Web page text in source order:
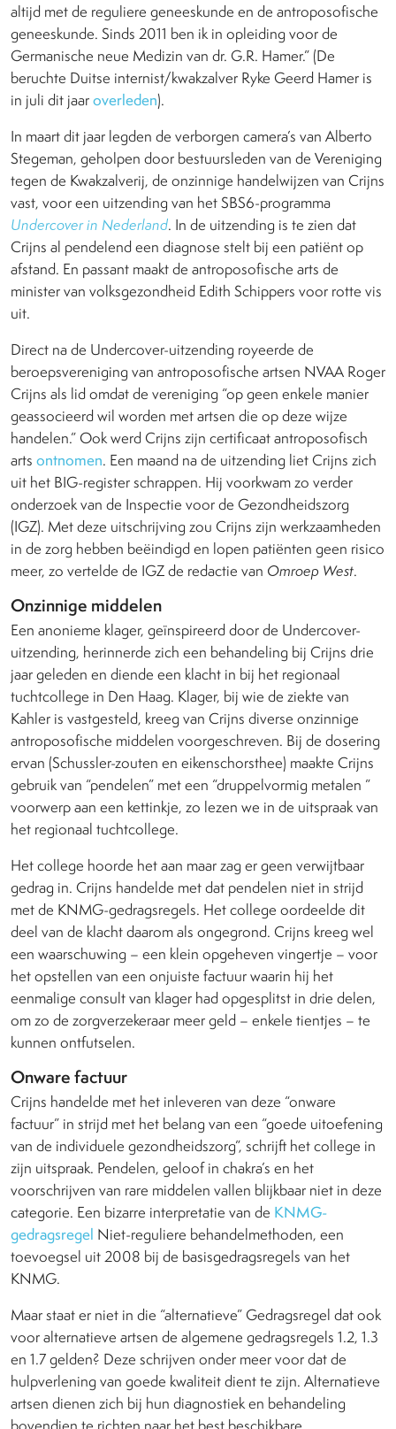
altijd met de reguliere geneeskunde en de antroposofische
geneeskunde. Sinds 2011 ben ik in opleiding voor de
Germanische neue Medizin van dr. G.R. Hamer.” (De
beruchte Duitse internist/kwakzalver Ryke Geerd Hamer is
in juli dit jaaroverleden).
In maart dit jaar legden de verborgen camera’s van Alberto
Stegeman, geholpen door bestuursleden van de Vereniging
tegen de Kwakzalverij, de onzinnige handelwijzen van Crijns
vast, voor een uitzending van het SBS6-programma
Undercover in Nederland. In de uitzending is te zien dat
Crijns al pendelend een diagnose stelt bij een patiënt op
afstand. En passant maakt de antroposofische arts de
minister van volksgezondheid Edith Schippers voor rotte vis
uit.
Direct na de Undercover-uitzending royeerde de
beroepsvereniging van antroposofische artsen NVAA Roger
Crijns als lid omdat de vereniging “op geen enkele manier
geassocieerd wil worden met artsen die op deze wijze
handelen.” Ook werd Crijns zijn certificaat antroposofisch
arts ontnomen. Een maand na de uitzending liet Crijns zich
uit het BIG-register schrappen. Hij voorkwam zo verder
onderzoek van de Inspectie voor de Gezondheidszorg
(IGZ). Met deze uitschrijving zou Crijns zijn werkzaamheden
in de zorg hebben beëindigd en lopen patiënten geen risico
meer, zo vertelde de IGZ de redactie van Omroep West.
Onzinnige middelen
Een anonieme klager, geïnspireerd door de Undercover-
uitzending, herinnerde zich een behandeling bij Crijns drie
jaar geleden en diende een klacht in bij het regionaal
tuchtcollege in Den Haag. Klager, bij wie de ziekte van
Kahler is vastgesteld, kreeg van Crijns diverse onzinnige
antroposofische middelen voorgeschreven. Bij de dosering
ervan (Schussler-zouten en eikenschorsthee) maakte Crijns
gebruik van “pendelen” met een “druppelvormig metalen ”
voorwerp aan een kettinkje, zo lezen we in de uitspraak van
het regionaal tuchtcollege.
Het college hoorde het aan maar zag er geen verwijtbaar
gedrag in. Crijns handelde met dat pendelen niet in strijd
met de KNMG-gedragsregels. Het college oordeelde dit
deel van de klacht daarom als ongegrond. Crijns kreeg wel
een waarschuwing – een klein opgeheven vingertje – voor
het opstellen van een onjuiste factuur waarin hij het
eenmalige consult van klager had opgesplitst in drie delen,
om zo de zorgverzekeraar meer geld – enkele tientjes – te
kunnen ontfutselen.
Onware factuur
Crijns handelde met het inleveren van deze “onware
factuur” in strijd met het belang van een “goede uitoefening
van de individuele gezondheidszorg”, schrijft het college in
zijn uitspraak. Pendelen, geloof in chakra’s en het
voorschrijven van rare middelen vallen blijkbaar niet in deze
categorie. Een bizarre interpretatie van de KNMG-
gedragsregel Niet-reguliere behandelmethoden, een
toevoegsel uit 2008 bij de basisgedragsregels van het
KNMG.
Maar staat er niet in die “alternatieve” Gedragsregel dat ook
voor alternatieve artsen de algemene gedragsregels 1.2, 1.3
en 1.7 gelden? Deze schrijven onder meer voor dat de
hulpverlening van goede kwaliteit dient te zijn. Alternatieve
artsen dienen zich bij hun diagnostiek en behandeling